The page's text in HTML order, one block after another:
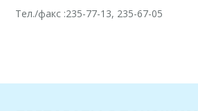
Тел./факс :235-77-13, 235-67-05